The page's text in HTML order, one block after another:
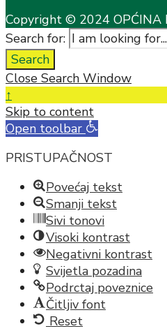
Copyright © 2024 OPĆINA
Search for:
Search
Close Search Window
↑
Skip to content
Open toolbar
PRISTUPAČNOST
Povećaj tekst
Smanji tekst
Sivi tonovi
Visoki kontrast
Negativni kontrast
Svijetla pozadina
Podrctaj poveznice
Čitljiv font
Reset